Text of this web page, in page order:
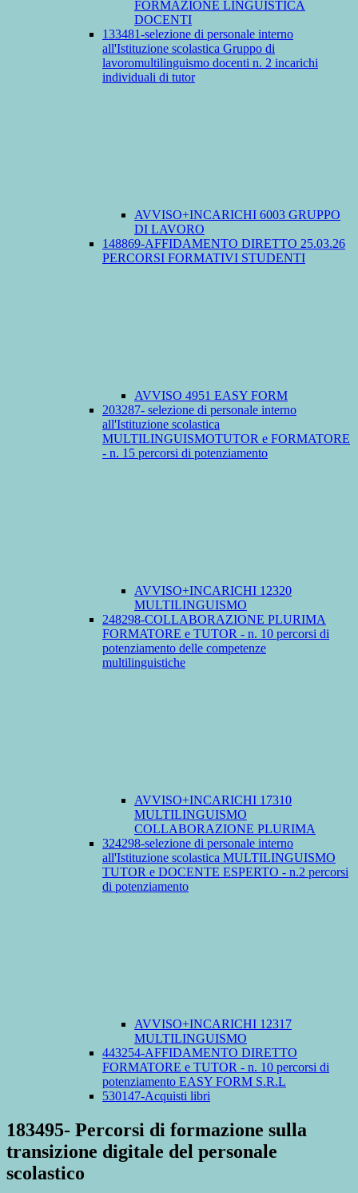
FORMAZIONE LINGUISTICA
DOCENTI
133481-selezione di personale interno
all'Istituzione scolastica Gruppo di
lavoromultilinguismo docenti n. 2 incarichi
individuali di tutor
AVVISO+INCARICHI 6003 GRUPPO
DI LAVORO
148869-AFFIDAMENTO DIRETTO 25.03.26
PERCORSI FORMATIVI STUDENTI
AVVISO 4951 EASY FORM
203287- selezione di personale interno
all'Istituzione scolastica
MULTILINGUISMOTUTOR e FORMATORE
- n. 15 percorsi di potenziamento
AVVISO+INCARICHI 12320
MULTILINGUISMO
248298-COLLABORAZIONE PLURIMA
FORMATORE e TUTOR - n. 10 percorsi di
potenziamento delle competenze
multilinguistiche
AVVISO+INCARICHI 17310
MULTILINGUISMO
COLLABORAZIONE PLURIMA
324298-selezione di personale interno
all'Istituzione scolastica MULTILINGUISMO
TUTOR e DOCENTE ESPERTO - n.2 percorsi
di potenziamento
AVVISO+INCARICHI 12317
MULTILINGUISMO
443254-AFFIDAMENTO DIRETTO
FORMATORE e TUTOR - n. 10 percorsi di
potenziamento EASY FORM S.R.L
530147-Acquisti libri
183495- Percorsi di formazione sulla
transizione digitale del personale
scolastico